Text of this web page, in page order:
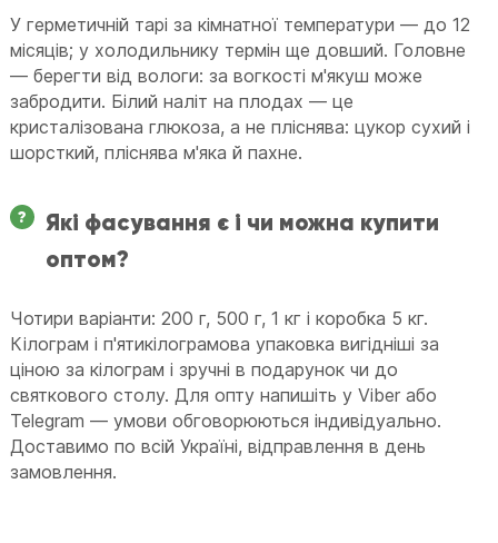
У герметичній тарі за кімнатної температури — до 12
місяців; у холодильнику термін ще довший. Головне
— берегти від вологи: за вогкості м'якуш може
забродити. Білий наліт на плодах — це
кристалізована глюкоза, а не пліснява: цукор сухий і
шорсткий, пліснява м'яка й пахне.
Які фасування є і чи можна купити
оптом?
Чотири варіанти: 200 г, 500 г, 1 кг і коробка 5 кг.
Кілограм і п'ятикілограмова упаковка вигідніші за
ціною за кілограм і зручні в подарунок чи до
святкового столу. Для опту напишіть у Viber або
Telegram — умови обговорюються індивідуально.
Доставимо по всій Україні, відправлення в день
замовлення.